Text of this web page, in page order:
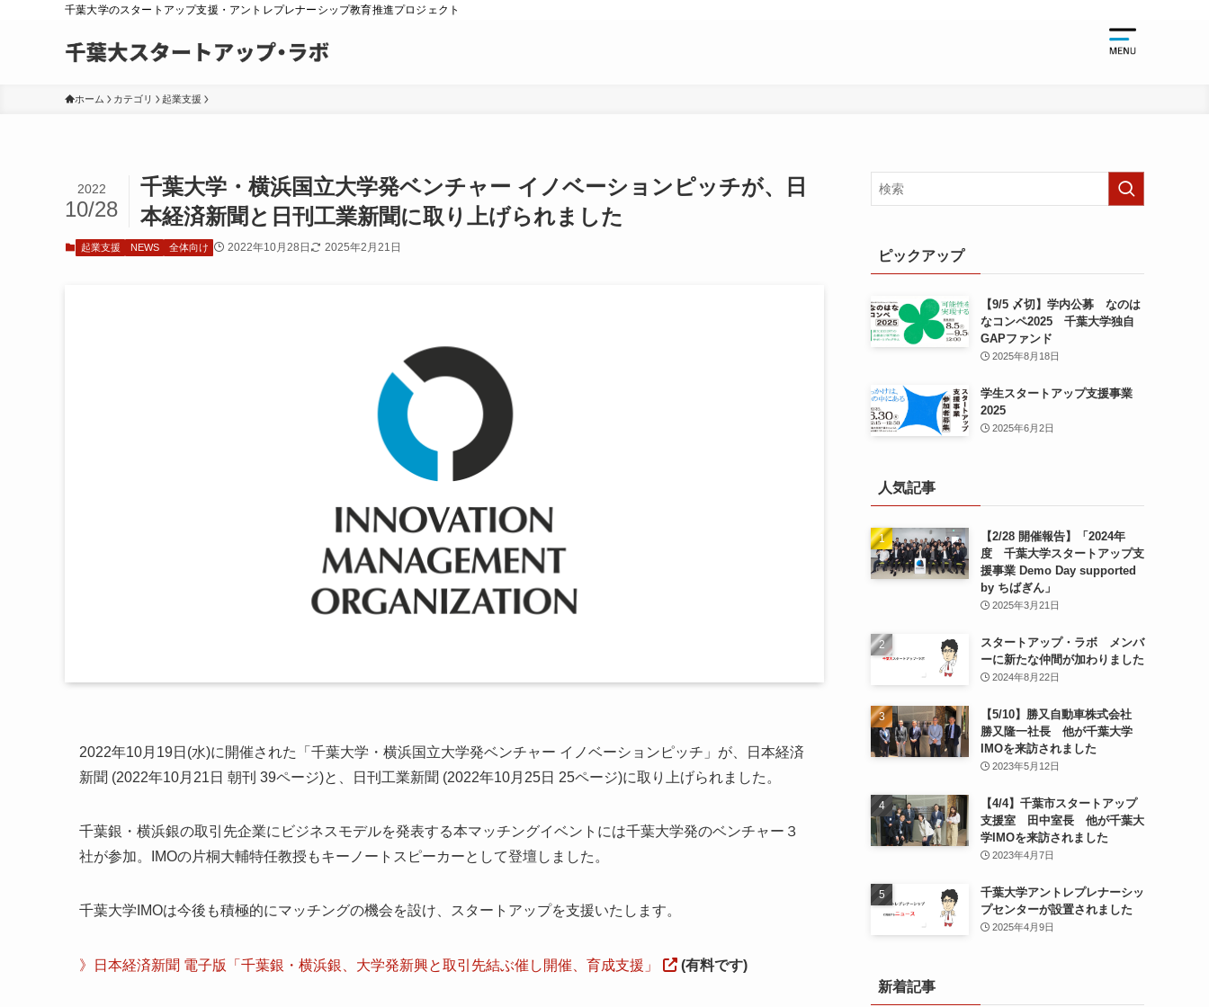
千葉大学関
起業支援
千葉大学のスタートアップ支援・アントレプレナーシップ教育推進プロジェクト
ホーム カテゴリ 起業支援
千葉大学・横浜国立大学発ベンチャー イノベーションピッチが、日
本経済新聞と日刊工業新聞に取り上げられました
2022
10/28
起業支援 NEWS 全体向け 2022年10月28日 2025年2月21日
2022年10月19日(水)に開催された「千葉大学・横浜国立大学発ベンチャー イノベーションピッチ」が、日本経済
新聞 (2022年10月21日 朝刊 39ページ)と、日刊工業新聞 (2022年10月25日 25ページ)に取り上げられました。
千葉銀・横浜銀の取引先企業にビジネスモデルを発表する本マッチングイベントには千葉大学発のベンチャー３
社が参加。IMOの片桐大輔特任教授もキーノートスピーカーとして登壇しました。
千葉大学IMOは今後も積極的にマッチングの機会を設け、スタートアップを支援いたします。
》日本経済新聞 電子版「千葉銀・横浜銀、大学発新興と取引先結ぶ催し開催、育成支援」 (有料です)
ピックアップ
【9/5 〆切】学内公募 なのは
なコンペ2025 千葉大学独自
GAPファンド
2025年8月18日
学生スタートアップ支援事業
2025
2025年6月2日
人気記事
【2/28 開催報告】「2024年
度 千葉大学スタートアップ支
援事業 Demo Day supported
by ちばぎん」
2025年3月21日
スタートアップ・ラボ メンバ
ーに新たな仲間が加わりました
2024年8月22日
【5/10】勝又自動車株式会社
勝又隆一社長 他が千葉大学
IMOを来訪されました
2023年5月12日
【4/4】千葉市スタートアップ
支援室 田中室長 他が千葉大
学IMOを来訪されました
2023年4月7日
千葉大学アントレプレナーシッ
プセンターが設置されました
2025年4月9日
新着記事